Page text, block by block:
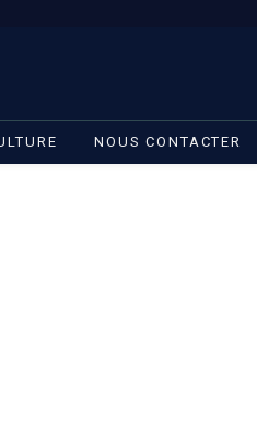
NOUS CONTACTER